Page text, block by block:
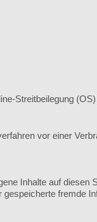
Streitbeilegung (OS)
vor einer
Inhalte auf
fremde